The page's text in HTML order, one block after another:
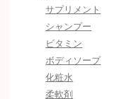
サプリメント
シャンプー
ビタミン
ボディソープ
化粧水
柔軟剤